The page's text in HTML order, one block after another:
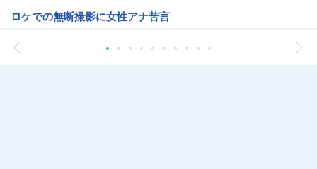
ロケでの無断撮影に女性アナ苦言